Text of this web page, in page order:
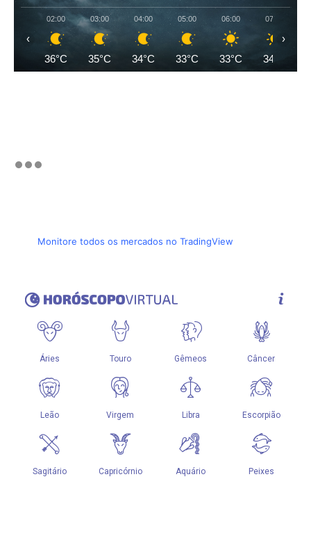
02:00
36°C
03:00
35°C
04:00
34°C
05:00
33°C
06:00
33°C
07:00
34°C
‹ ›
Monitore todos os mercados no TradingView